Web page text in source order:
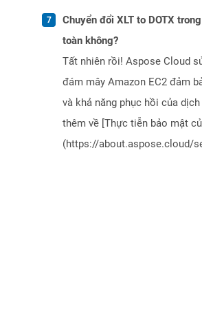
Chuyển đổi XLT to DOTX
toàn không?
Tất nhiên rồi! Aspose Cloud
đám mây Amazon EC2 đảm
và khả năng phục hồi của
thêm về [Thực tiễn bảo mật
(https://about.aspose.cloud/